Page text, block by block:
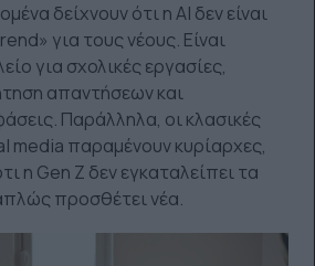
δείχνουν ότι η AI δεν είναι
για τους νέους. Είναι
για σχολικές εργασίες,
απαντήσεων και
Παράλληλα, οι κλασικές
παραμένουν κυρίαρχες,
η Gen Z δεν εγκαταλείπει τα
προσθέτει νέα.